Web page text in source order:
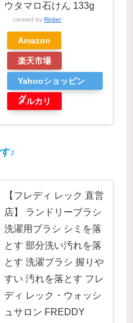
ウタマロ石けん 133g
created by Rinker
Amazon
楽天市場
Yahooショッピン
グ
メルカリ
♪
【フレディ レック 直営
店】 ランドリーブラシ
洗濯用ブラシ シミを落
とす 部分洗い汚れを落
とす 洗濯ブラシ 握りや
すい 汚れを落とす フレ
ディ レック・ウォッシ
ュサロン FREDDY